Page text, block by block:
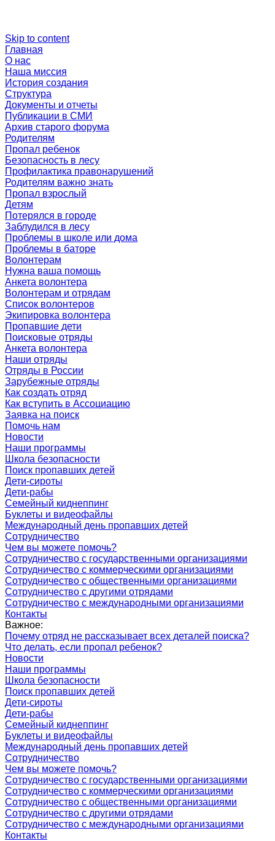
Skip to content
Главная
О нас
Наша миссия
История создания
Структура
Документы и отчеты
Публикации в СМИ
Архив старого форума
Родителям
Пропал ребенок
Безопасность в лесу
Профилактика правонарушений
Родителям важно знать
Пропал взрослый
Детям
Потерялся в городе
Заблудился в лесу
Проблемы в школе или дома
Проблемы в баторе
Волонтерам
Нужна ваша помощь
Анкета волонтера
Волонтерам и отрядам
Список волонтеров
Экипировка волонтера
Пропавшие дети
Поисковые отряды
Анкета волонтера
Наши отряды
Отряды в России
Зарубежные отряды
Как создать отряд
Как вступить в Ассоциацию
Заявка на поиск
Помочь нам
Новости
Наши программы
Школа безопасности
Поиск пропавших детей
Дети-сироты
Дети-рабы
Семейный киднеппинг
Буклеты и видеофайлы
Международный день пропавших детей
Сотрудничество
Чем вы можете помочь?
Сотрудничество с государственными организациями
Сотрудничество с коммерческими организациями
Сотрудничество с общественными организациями
Сотрудничество с другими отрядами
Сотрудничество с международными организациями
Контакты
Важное:
Почему отряд не рассказывает всех деталей поиска?
Что делать, если пропал ребенок?
Новости
Наши программы
Школа безопасности
Поиск пропавших детей
Дети-сироты
Дети-рабы
Семейный киднеппинг
Буклеты и видеофайлы
Международный день пропавших детей
Сотрудничество
Чем вы можете помочь?
Сотрудничество с государственными организациями
Сотрудничество с коммерческими организациями
Сотрудничество с общественными организациями
Сотрудничество с другими отрядами
Сотрудничество с международными организациями
Контакты